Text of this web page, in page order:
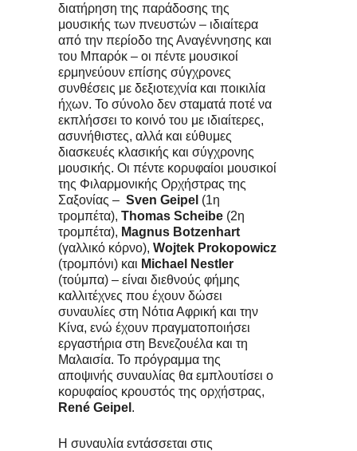
διατήρηση της παράδοσης της
μουσικής των πνευστών – ιδιαίτερα
από την περίοδο της Αναγέννησης και
του Μπαρόκ – οι πέντε μουσικοί
ερμηνεύουν επίσης σύγχρονες
συνθέσεις με δεξιοτεχνία και ποικιλία
ήχων. Το σύνολο δεν σταματά ποτέ να
εκπλήσσει το κοινό του με ιδιαίτερες,
ασυνήθιστες, αλλά και εύθυμες
διασκευές κλασικής και σύγχρονης
μουσικής. Οι πέντε κορυφαίοι μουσικοί
της Φιλαρμονικής Ορχήστρας της
Σαξονίας – Sven Geipel (1η
τρομπέτα), Thomas Scheibe (2η
τρομπέτα), Magnus Botzenhart
(γαλλικό κόρνο), Wojtek Prokopowicz
(τρομπόνι) και Michael Nestler
(τούμπα) – είναι διεθνούς φήμης
καλλιτέχνες που έχουν δώσει
συναυλίες στη Νότια Αφρική και την
Κίνα, ενώ έχουν πραγματοποιήσει
εργαστήρια στη Βενεζουέλα και τη
Μαλαισία. Το πρόγραμμα της
αποψινής συναυλίας θα εμπλουτίσει ο
κορυφαίος κρουστός της ορχήστρας,
René Geipel .
Η συναυλία εντάσσεται στις